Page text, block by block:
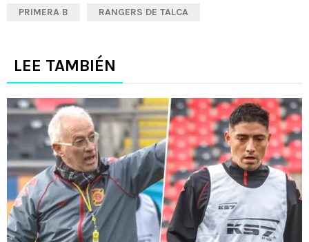
PRIMERA B RANGERS DE TALCA
LEE TAMBIÉN